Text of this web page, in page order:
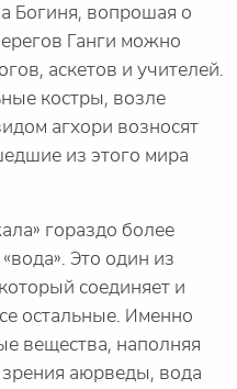
Богиня, вопрошая о
Ганги можно
аскетов и учителей.
костры, возле
агхори возносят
из этого мира
гораздо более
Это один из
соединяет и
остальные. Именно
вещества, наполняя
аюрведы, вода